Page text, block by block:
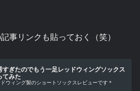
事リンクも貼っておく（笑）
すぎたのでもう一足レッドウィングソックス
てみた
ウィング製のショートソックスレビューです＊